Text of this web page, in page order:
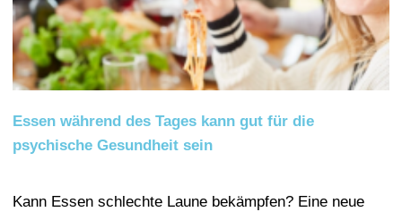
Essen während des Tages kann gut für die
psychische Gesundheit sein
Kann Essen schlechte Laune bekämpfen? Eine neue